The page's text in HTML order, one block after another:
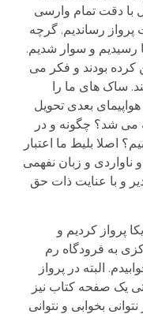
با دقت تمام وارسی
پرواز رساندیم. گرچه
رسیدیم و سوار شدیم.
کرده بودند و فکر می
ساک های ما را
بعدی تحویل
می شد؟ چگونه و در
اصلا بلیط ما اعتبار
ناواردی و زبان نفهمی
و با عنایت ذات حق
کردیم و
به فرودگاه رم
البته در پرواز
یک صفحه کتاب نیز
بخوابی و نتوانی